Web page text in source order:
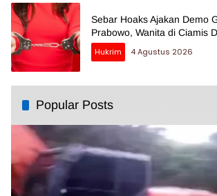
Sebar Hoaks Ajakan Demo
Prabowo, Wanita di Ciamis
Hukrim
4 Agustus 2026
Popular Posts